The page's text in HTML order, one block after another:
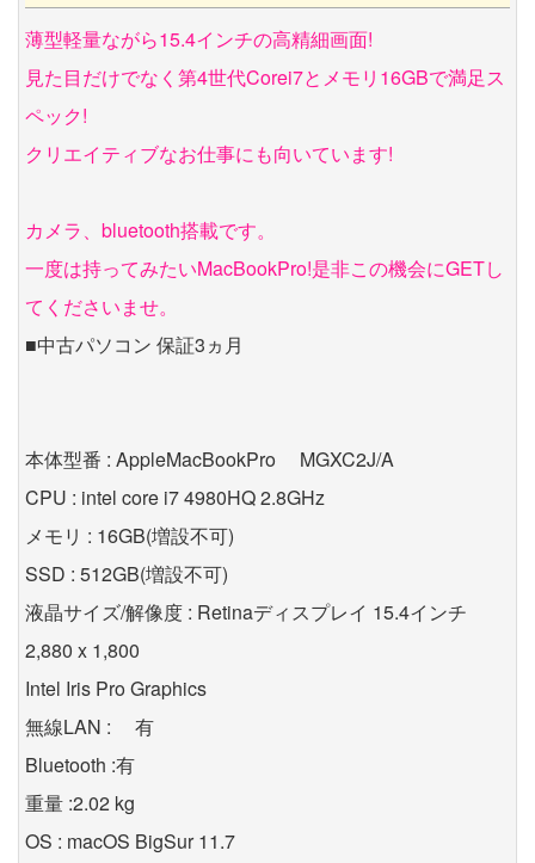
薄型軽量ながら15.4インチの高精細画面!
見た目だけでなく第4世代Corei7とメモリ16GBで満足ス
ペック!
クリエイティブなお仕事にも向いています!
カメラ、bluetooth搭載です。
一度は持ってみたいMacBookPro!是非この機会にGETし
てくださいませ。
■中古パソコン 保証3ヵ月
本体型番 : AppleMacBookPro MGXC2J/A
CPU : intel core i7 4980HQ 2.8GHz
メモリ : 16GB(増設不可)
SSD : 512GB(増設不可)
液晶サイズ/解像度 : Retinaディスプレイ 15.4インチ
2,880 x 1,800
Intel Iris Pro Graphics
無線LAN : 有
Bluetooth :有
重量 :2.02 kg
OS : macOS BigSur 11.7